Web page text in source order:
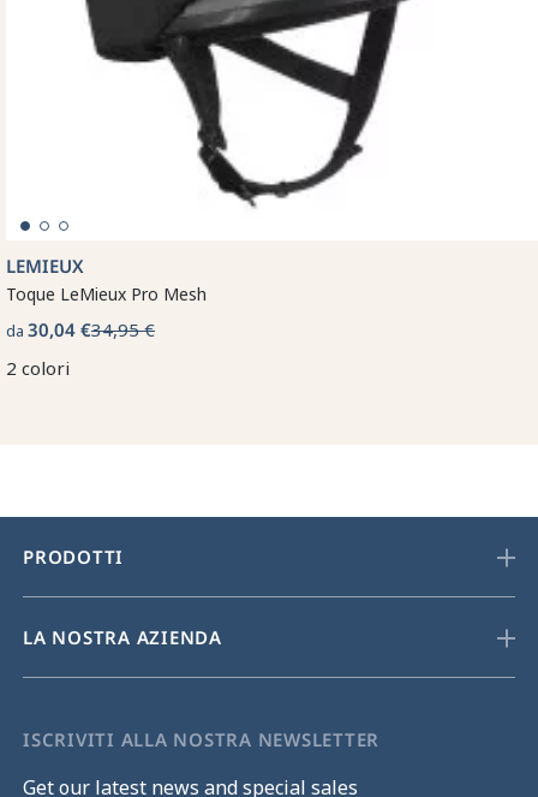
LEMIEUX
Toque LeMieux Pro Mesh
da 30,04 €34,95 €
2 colori
PRODOTTI
LA NOSTRA AZIENDA
ISCRIVITI ALLA NOSTRA NEWSLETTER
Get our latest news and special sales